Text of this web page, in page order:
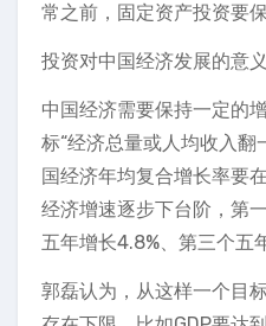
常之前，固定资产投资要
投资对中国经济发展的意义
中国经济需要保持一定的
标“经济总量或人均收入翻
国经济年均复合增长率要
经济增速逐步下台阶，第
五年增长4.8%、第三个五
郭磊认为，从这样一个目